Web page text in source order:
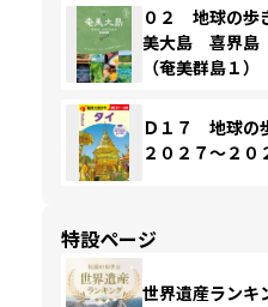
０２ 地球の
美大島 喜界島
（奄美群島１
Ｄ１７ 地球
２０２７～２０
特設ページ
世界遺産ランキ